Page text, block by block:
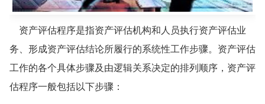
资产评估程序是指资产评估机构和人员执行资产评估业
务、形成资产评估结论所履行的系统性工作步骤。资产评估
工作的各个具体步骤及由逻辑关系决定的排列顺序，资产评
估程序一般包括以下步骤：